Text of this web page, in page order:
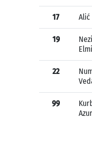
17 Alić
19
22
99
Azur